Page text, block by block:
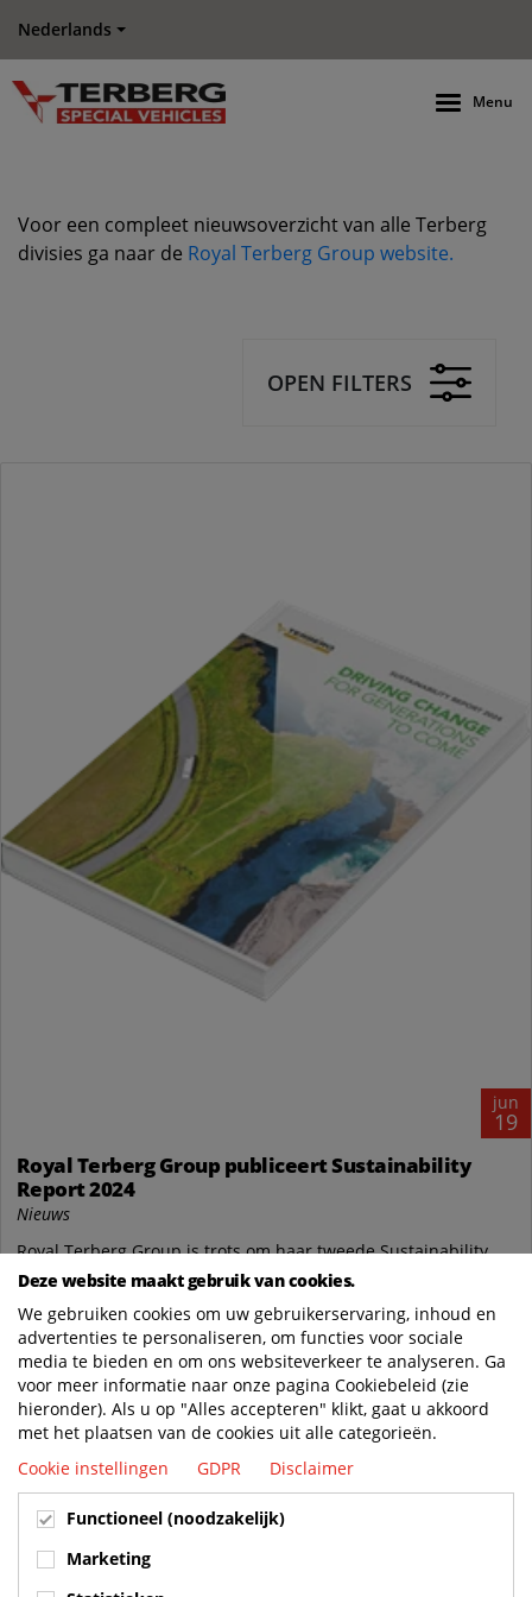
Nederlands
Menu
Voor een compleet nieuwsoverzicht van alle Terberg
divisies ga naar de Royal Terberg Group website.
OPEN FILTERS
jun
19
Royal Terberg Group publiceert Sustainability
Report 2024
Nieuws
Royal Terberg Group is trots om haar tweede Sustainability
Report te presenteren. Het verslag laat de vooruitgang zien
Royal Terberg Group
https://www.royalterberggroup.com/nl/new..
LEES MEER
BUILT TO LAST. CHARGED TO PERFORM.
SUPPORTED FOR LIFE.
Deze website maakt gebruik van cookies.
We gebruiken cookies om uw gebruikerservaring, inhoud en
advertenties te personaliseren, om functies voor sociale
media te bieden en om ons websiteverkeer te analyseren. Ga
voor meer informatie naar onze pagina Cookiebeleid (zie
hieronder). Als u op "Alles accepteren" klikt, gaat u akkoord
met het plaatsen van de cookies uit alle categorieën.
Cookie instellingen
GDPR Disclaimer
Functioneel (noodzakelijk)
Marketing